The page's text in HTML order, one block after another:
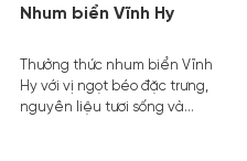
Nhum biển Vĩnh Hy
Thưởng thức nhum biển Vĩnh
Hy với vị ngọt béo đặc trưng,
nguyên liệu tươi sống và